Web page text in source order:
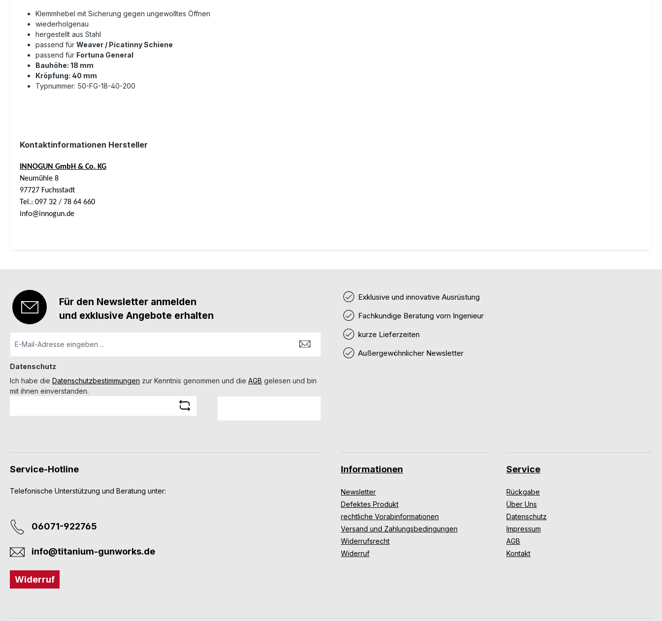
Klemmhebel mit Sicherung gegen ungewolltes Öffnen
wiederholgenau
hergestellt aus Stahl
passend für Weaver / Picatinny Schiene
passend für Fortuna General
Bauhöhe: 18 mm
Kröpfung: 40 mm
Typnummer: 50-FG-18-40-200
Kontaktinformationen Hersteller
INNOGUN GmbH & Co. KG
Neumühle 8
97727 Fuchsstadt
Tel.: 097 32 / 78 64 660
info@innogun.de
Für den Newsletter anmelden
und exklusive Angebote erhalten
Datenschutz
Ich habe die Datenschutzbestimmungen zur Kenntnis genommen und die AGB gelesen und bin
mit ihnen einverstanden.
Exklusive und innovative Ausrüstung
Fachkundige Beratung vom Ingenieur
kurze Lieferzeiten
Außergewöhnlicher Newsletter
Service-Hotline
Telefonische Unterstützung und Beratung unter:
06071-922765
info@titanium-gunworks.de
Widerruf
Informationen
Newsletter
Defektes Produkt
rechtliche Vorabinformationen
Versand und Zahlungsbedingungen
Widerrufsrecht
Widerruf
Service
Rückgabe
Über Uns
Datenschutz
Impressum
AGB
Kontakt